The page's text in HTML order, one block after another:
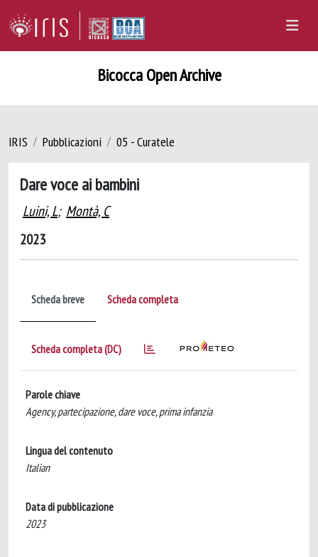
Bicocca Open Archive
IRIS Pubblicazioni 05 - Curatele
Dare voce ai bambini
Luini, L; Montà, C
2023
Scheda breve Scheda completa
Scheda completa (DC)
Parole chiave
Agency, partecipazione, dare voce, prima infanzia
Lingua del contenuto
Italian
Data di pubblicazione
2023